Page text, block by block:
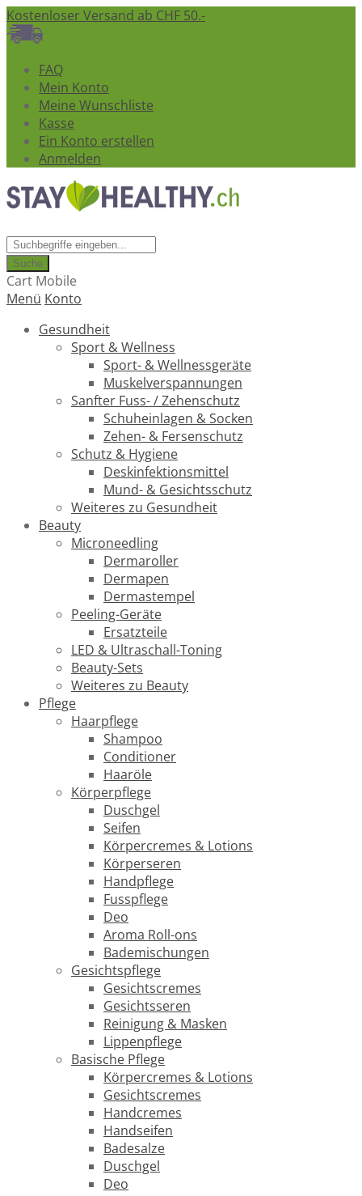
Kostenloser Versand ab CHF 50.-
FAQ
Mein Konto
Meine Wunschliste
Kasse
Ein Konto erstellen
Anmelden
Suche
Cart Mobile
Menü Konto
Gesundheit
Sport & Wellness
Sport- & Wellnessgeräte
Muskelverspannungen
Sanfter Fuss- / Zehenschutz
Schuheinlagen & Socken
Zehen- & Fersenschutz
Schutz & Hygiene
Deskinfektionsmittel
Mund- & Gesichtsschutz
Weiteres zu Gesundheit
Beauty
Microneedling
Dermaroller
Dermapen
Dermastempel
Peeling-Geräte
Ersatzteile
LED & Ultraschall-Toning
Beauty-Sets
Weiteres zu Beauty
Pflege
Haarpflege
Shampoo
Conditioner
Haaröle
Körperpflege
Duschgel
Seifen
Körpercremes & Lotions
Körperseren
Handpflege
Fusspflege
Deo
Aroma Roll-ons
Bademischungen
Gesichtspflege
Gesichtscremes
Gesichtsseren
Reinigung & Masken
Lippenpflege
Basische Pflege
Körpercremes & Lotions
Gesichtscremes
Handcremes
Handseifen
Badesalze
Duschgel
Deo